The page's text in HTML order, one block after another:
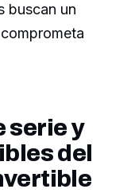
buscan un
serie y
del